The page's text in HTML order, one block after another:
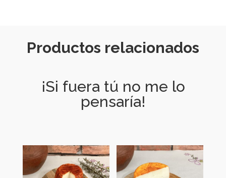
Productos relacionados
¡Si fuera tú no me lo
pensaría!